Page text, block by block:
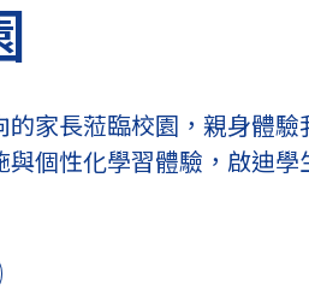
的家長蒞臨校園，親身體驗
與個性化學習體驗，啟迪學